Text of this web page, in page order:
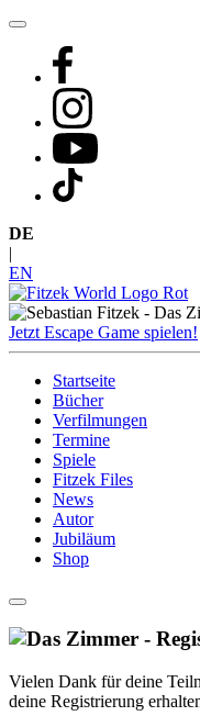
Zum
springen
DE
EN
Jetzt Escape Game spielen!
Startseite
Bücher
Verfilmungen
Termine
Spiele
Fitzek Files
News
Autor
Jubiläum
Shop
Vielen Dank für deine
deine Registrierung